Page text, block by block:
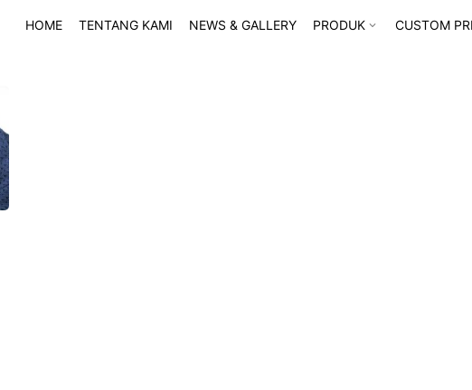
HOME TENTANG KAMI NEWS & GALLERY PRODUK CUSTOM